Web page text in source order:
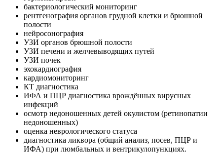
бактериологический мониторинг
рентгенография органов грудной клетки и брюшной
полости
нейросонография
УЗИ органов брюшной полости
УЗИ печени и желчевыводящих путей
УЗИ почек
эхокардиография
кардиомониторинг
КТ диагностика
ИФА и ПЦР диагностика врождённых вирусных
инфекций
осмотр недоношенных детей окулистом (ретинопатии
недоношенных)
оценка неврологического статуса
диагностика ликвора (общий анализ, посев, ПЦР и
ИФА) при люмбальных и вентрикулопункциях.